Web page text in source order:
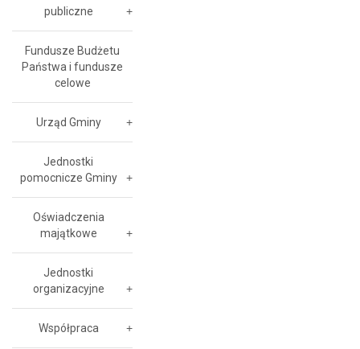
publiczne
Fundusze Budżetu
Państwa i fundusze
celowe
Urząd Gminy
Jednostki
pomocnicze Gminy
Oświadczenia
majątkowe
Jednostki
organizacyjne
Współpraca